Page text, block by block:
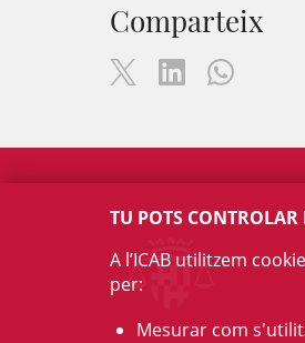
Comparteix
TU POTS CONTROLAR
A l’ICAB utilitzem
per:
Mesurar com